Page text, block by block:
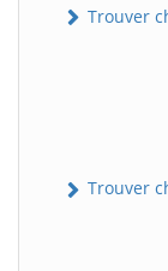
Trouver
Trouver